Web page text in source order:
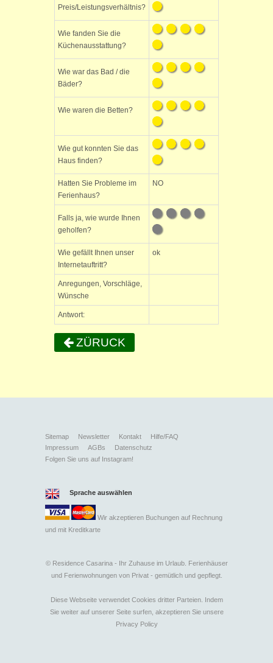
Preis/Leistungsverhältnis?
Wie fanden Sie die
Küchenausstattung?
Wie war das Bad / die
Bäder?
Wie waren die Betten?
Wie gut konnten Sie das
Haus finden?
Hatten Sie Probleme im
Ferienhaus?
NO
Falls ja, wie wurde Ihnen
geholfen?
Wie gefällt Ihnen unser
Internetauftritt?
ok
Anregungen, Vorschläge,
Wünsche
Antwort:
ZÜRUCK
Sitemap Newsletter Kontakt
Hilfe/FAQ
Impressum
AGBs
Datenschutz
Folgen Sie uns auf Instagram!
Sprache auswählen
Wir akzeptieren Buchungen auf Rechnung
und mit Kreditkarte
©Residence Casarina - Ihr Zuhause im Urlaub. Ferienhäuser
und Ferienwohnungen von Privat - gemütlich und gepflegt.
Diese Webseite verwendet Cookies dritter Parteien. Indem
Sie weiter auf unserer Seite surfen, akzeptieren Sie unsere
Privacy Policy